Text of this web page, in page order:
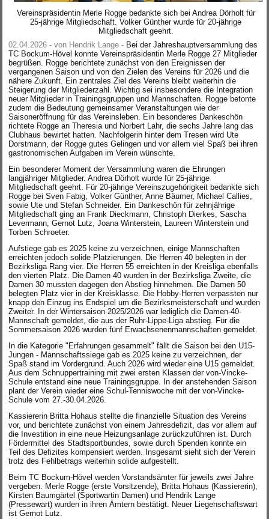
Vereinspräsidentin Merle Rogge bedankte sich bei Andrea Dörholt für
25-jährige Mitgliedschaft. Volker Günther wurde für 20-jährige
Mitgliedschaft geehrt.
02.04.2026 - von Hendrik Lange - Bei der Jahreshauptversammlung des
TC Bockum-Hövel konnte Vereinspräsidentin Merle Rogge 27 Mitglieder
begrüßen. Rogge berichtete zunächst von den Ereignissen der
vergangenen Saison und von den Zielen des Vereins für 2026 und die
nähere Zukunft. Ein zentrales Ziel des Vereins bleibt weiterhin die
Steigerung der Mitgliederzahl. Wichtig sei insbesondere die Integration
neuer Mitglieder in Trainingsgruppen und Mannschaften. Rogge betonte
zudem die Bedeutung gemeinsamer Veranstaltungen wie der
Saisoneröffnung für das Vereinsleben. Ein besonderes Dankeschön
richtete Rogge an Theresia und Norbert Lahr, die sechs Jahre lang das
Clubhaus bewirtet hatten. Nachfolgerin hinter dem Tresen wird Ute
Dorstmann, der Rogge gutes Gelingen und vor allem viel Spaß bei ihren
gastronomischen Aufgaben im Verein wünschte.
Ein besonderer Moment der Versammlung waren die Ehrungen
langjähriger Mitglieder. Andrea Dörholt wurde für 25-jährige
Mitgliedschaft geehrt. Für 20-jährige Vereinszugehörigkeit bedankte sich
Rogge bei Sven Fabig, Volker Günther, Anne Bäumer, Michael Callies,
sowie Ute und Stefan Schneider. Ein Dankeschön für zehnjährige
Mitgliedschaft ging an Frank Dieckmann, Christoph Dierkes, Sascha
Levermann, Gernot Lutz, Joana Winterstein, Laureen Winterstein und
Torben Schroeter.
Aufstiege gab es 2025 keine zu verzeichnen, einige Mannschaften
erreichten jedoch solide Platzierungen. Die Herren 40 belegten in der
Bezirksliga Rang vier. Die Herren 55 erreichten in der Kreisliga ebenfalls
den vierten Platz. Die Damen 40 wurden in der Bezirksliga Zweite, die
Damen 30 mussten dagegen den Abstieg hinnehmen. Die Damen 50
belegten Platz vier in der Kreisklasse. Die Hobby-Herren verpassten nur
knapp den Einzug ins Endspiel um die Bezirksmeisterschaft und wurden
Zweiter. In der Wintersaison 2025/2026 war lediglich die Damen-40-
Mannschaft gemeldet, die aus der Ruhr-Lippe-Liga abstieg. Für die
Sommersaison 2026 wurden fünf Erwachsenenmannschaften gemeldet.
In die Kategorie "Erfahrungen gesammelt" fällt die Saison bei den U15-
Jungen - Mannschaftssiege gab es 2025 keine zu verzeichnen, der
Spaß stand im Vordergrund. Auch 2026 wird wieder eine U15 gemeldet.
Aus dem Schnuppertraining mit zwei ersten Klassen der von-Vincke-
Schule entstand eine neue Trainingsgruppe. In der anstehenden Saison
plant der Verein wieder eine Schul-Tenniswoche mit der von-Vincke-
Schule vom 27.-30.04.2026.
Kassiererin Britta Hohaus stellte die finanzielle Situation des Vereins
vor, und berichtete zunächst von einem Jahresdefizit, das vor allem auf
die Investition in eine neue Heizungsanlage zurückzuführen ist. Durch
Fördermittel des Stadtsportbundes, sowie durch Spenden konnte ein
Teil des Defizites kompensiert werden. Insgesamt sieht sich der Verein
trotz des Fehlbetrags weiterhin solide aufgestellt.
Beim TC Bockum-Hövel werden Vorstandsämter für jeweils zwei Jahre
vergeben. Merle Rogge (erste Vorsitzende), Britta Hohaus (Kassiererin),
Kirsten Baumgärtel (Sportwartin Damen) und Hendrik Lange
(Pressewart) wurden in ihren Ämtern bestätigt. Neuer Liegenschaftswart
ist Gernot Lutz.